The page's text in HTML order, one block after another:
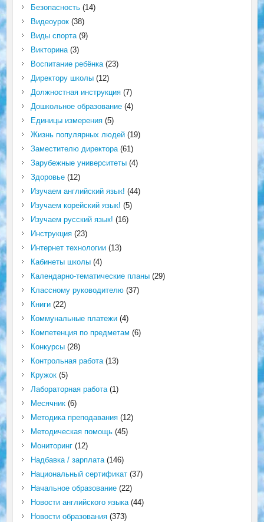
Безопасность(14)
Видеоурок(38)
Виды спорта(9)
Викторина(3)
Воспитание ребёнка(23)
Директору школы(12)
Должностная инструкция(7)
Дошкольное образование(4)
Единицы измерения(5)
Жизнь популярных людей(19)
Заместителю директора(61)
Зарубежные университеты(4)
Здоровье(12)
Изучаем английский язык! (44)
Изучаем корейский язык! (5)
Изучаем русский язык! (16)
Инструкция(23)
Интернет технологии(13)
Кабинеты школы(4)
Календарно-тематические планы(29)
Классному руководителю(37)
Книги(22)
Коммунальные платежи(4)
Компетенция по предметам (6)
Конкурсы(28)
Контрольная работа(13)
Кружок(5)
Лабораторная работа(1)
Месячник(6)
Методика преподавания(12)
Методическая помощь(45)
Мониторинг(12)
Надбавка / зарплата(146)
Национальный сертификат(37)
Начальное образование(22)
Новости английского языка(44)
Новости образования(373)